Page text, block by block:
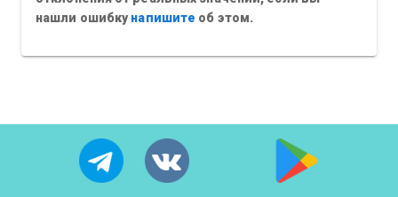
нашли ошибкунапишите об этом.